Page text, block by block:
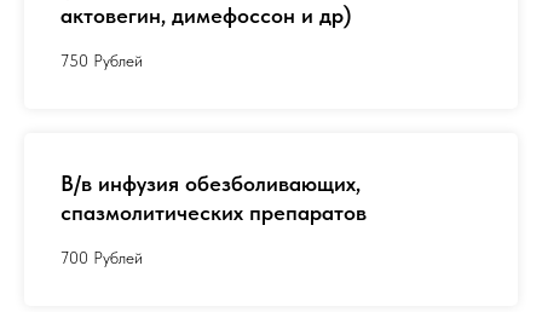
актовегин, димефоссон и др)
750 Рублей
В/в инфузия обезболивающих,
спазмолитических препаратов
700 Рублей